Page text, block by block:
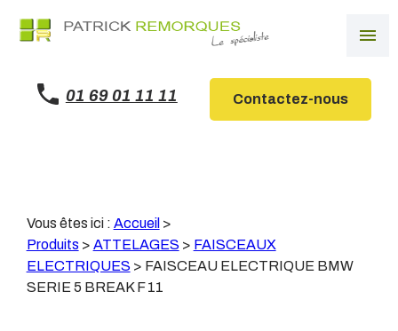
menu
01 69 01 11 11 Contactez-nous
Vous êtes ici : Accueil >
Produits > ATTELAGES > FAISCEAUX
ELECTRIQUES > FAISCEAU ELECTRIQUE BMW
SERIE 5 BREAK F 11